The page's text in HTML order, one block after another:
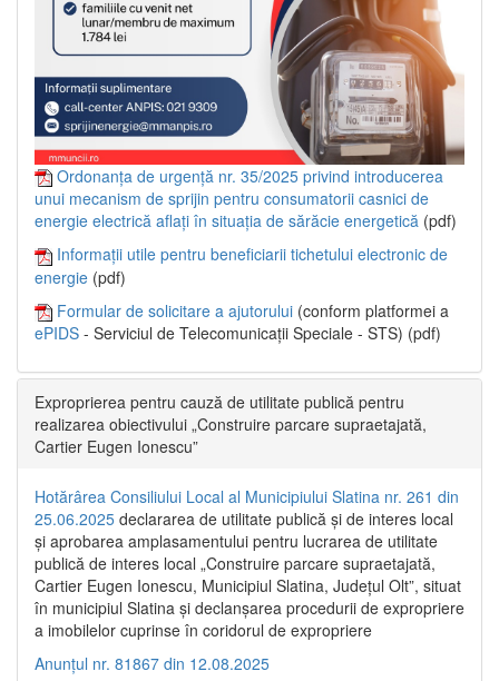
Ordonanța de urgență nr. 35/2025 privind introducerea
unui mecanism de sprijin pentru consumatorii casnici de
energie electrică aflați în situația de sărăcie energetică (pdf)
Informații utile pentru beneficiarii tichetului electronic de
energie (pdf)
Formular de solicitare a ajutorului (conform platformei a
ePIDS - Serviciul de Telecomunicații Speciale - STS) (pdf)
Exproprierea pentru cauză de utilitate publică pentru
realizarea obiectivului „Construire parcare supraetajată,
Cartier Eugen Ionescu”
Hotărârea Consiliului Local al Municipiului Slatina nr. 261 din
25.06.2025 declararea de utilitate publică și de interes local
și aprobarea amplasamentului pentru lucrarea de utilitate
publică de interes local „Construire parcare supraetajată,
Cartier Eugen Ionescu, Municipiul Slatina, Județul Olt”, situat
în municipiul Slatina și declanșarea procedurii de expropriere
a imobilelor cuprinse în coridorul de expropriere
Anunțul nr. 81867 din 12.08.2025